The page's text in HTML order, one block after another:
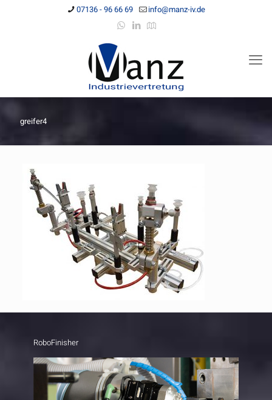
07136 - 96 66 69 info@manz-iv.de
greifer4
RoboFinisher